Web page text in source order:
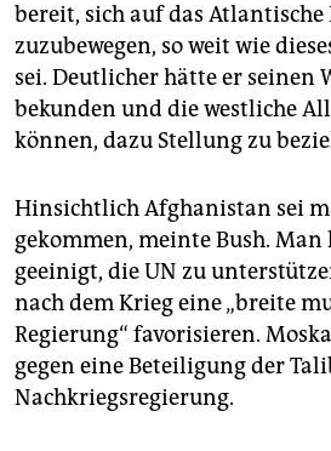
bereit, sich auf das Atlantische
zuzubewegen, so weit wie
sei. Deutlicher hätte er seinen
bekunden und die westliche
können, dazu Stellung zu
Hinsichtlich Afghanistan sei
gekommen, meinte Bush. Man
geeinigt, die UN zu
nach dem Krieg eine „breite
Regierung“ favorisieren.
gegen eine Beteiligung der
Nachkriegsregierung.